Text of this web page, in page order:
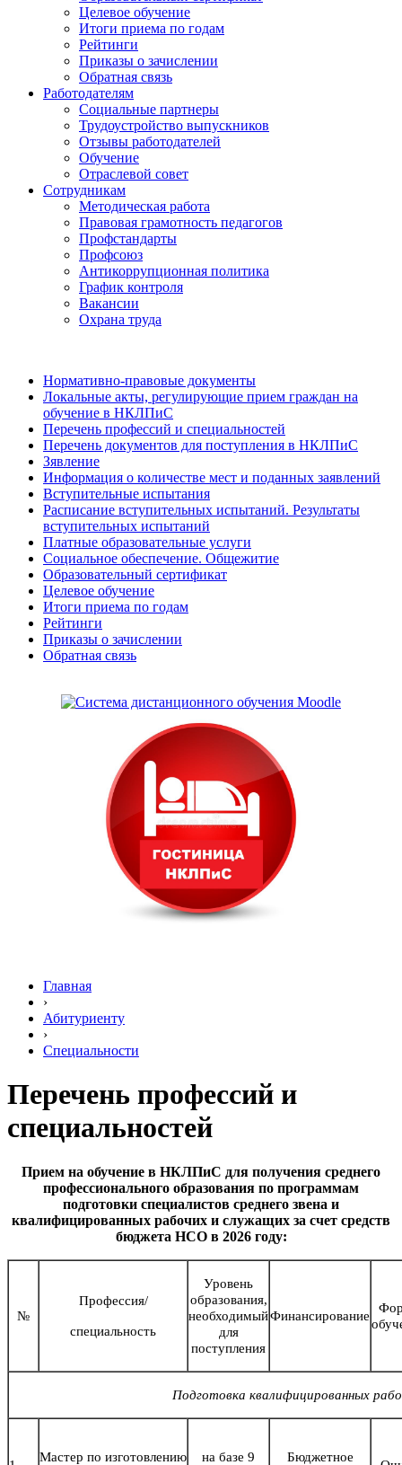
Целевое обучение
Итоги приема по годам
Рейтинги
Приказы о зачислении
Обратная связь
Работодателям
Социальные партнеры
Трудоустройство выпускников
Отзывы работодателей
Обучение
Отраслевой совет
Сотрудникам
Методическая работа
Правовая грамотность педагогов
Профстандарты
Профсоюз
Антикоррупционная политика
График контроля
Вакансии
Охрана труда
Нормативно-правовые документы
Локальные акты, регулирующие прием граждан на
обучение в НКЛПиС
Перечень профессий и специальностей
Перечень документов для поступления в НКЛПиС
Зявление
Информация о количестве мест и поданных заявлений
Вступительные испытания
Расписание вступительных испытаний. Результаты
вступительных испытаний
Платные образовательные услуги
Социальное обеспечение. Общежитие
Образовательный сертификат
Целевое обучение
Итоги приема по годам
Рейтинги
Приказы о зачислении
Обратная связь
Главная
›
Абитуриенту
›
Специальности
Перечень профессий и
специальностей
Прием на обучение в НКЛПиС для получения среднего
профессионального образования по программам
подготовки специалистов среднего звена и
квалифицированных рабочих и служащих за счет средств
бюджета НСО в 2026 году:
№
Профессия/
специальность
Уровень
образования,
необходимый
для
поступления
Финансирование
Подготовка квалифицированных
Мастер по изготовлению на базе 9 Бюджетное